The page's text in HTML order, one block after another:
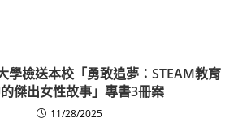
學檢送本校「勇敢追夢：STEAM教育
傑出女性故事」專書3冊案
11/28/2025